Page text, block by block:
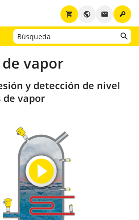
key
email
public
shopping_cart
vapor
y detección de nivel
de vapor